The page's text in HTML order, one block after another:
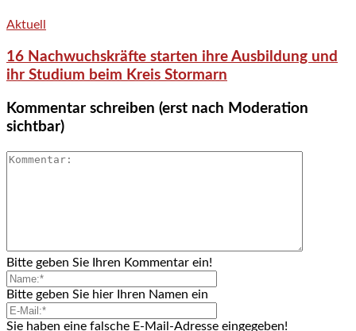
Aktuell
16 Nachwuchskräfte starten ihre Ausbildung und
ihr Studium beim Kreis Stormarn
Kommentar schreiben (erst nach Moderation
sichtbar)
Bitte geben Sie Ihren Kommentar ein!
Bitte geben Sie hier Ihren Namen ein
Sie haben eine falsche E-Mail-Adresse eingegeben!